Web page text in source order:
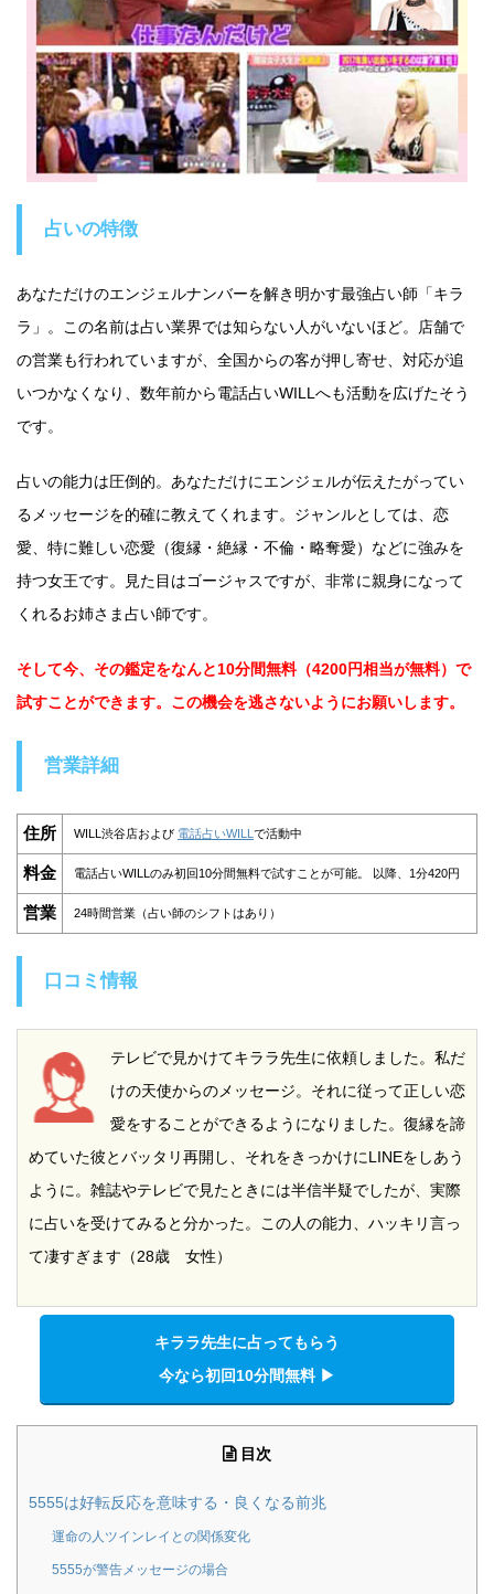
占いの特徴
あなただけのエンジェルナンバーを解き明かす最強占い師「キラ
ラ」。この名前は占い業界では知らない人がいないほど。店舗で
の営業も行われていますが、全国からの客が押し寄せ、対応が追
いつかなくなり、数年前から電話占いWILLへも活動を広げたそう
です。
占いの能力は圧倒的。あなただけにエンジェルが伝えたがってい
るメッセージを的確に教えてくれます。ジャンルとしては、恋
愛、特に難しい恋愛（復縁・絶縁・不倫・略奪愛）などに強みを
持つ女王です。見た目はゴージャスですが、非常に親身になって
くれるお姉さま占い師です。
そして今、その鑑定をなんと10分間無料（4200円相当が無料）で
試すことができます。この機会を逃さないようにお願いします。
営業詳細
住所 WILL渋谷店および 電話占いWILL で活動中
料金 電話占いWILLのみ初回10分間無料で試すことが可能。 以降、1分420円
営業 24時間営業（占い師のシフトはあり）
口コミ情報
テレビで見かけてキララ先生に依頼しました。私だ
けの天使からのメッセージ。それに従って正しい恋
愛をすることができるようになりました。復縁を諦
めていた彼とバッタリ再開し、それをきっかけにLINEをしあう
ように。雑誌やテレビで見たときには半信半疑でしたが、実際
に占いを受けてみると分かった。この人の能力、ハッキリ言っ
て凄すぎます（28歳 女性）
キララ先生に占ってもらう
今なら初回10分間無料 ▶︎
目次
5555は好転反応を意味する・良くなる前兆
運命の人ツインレイとの関係変化
5555が警告メッセージの場合